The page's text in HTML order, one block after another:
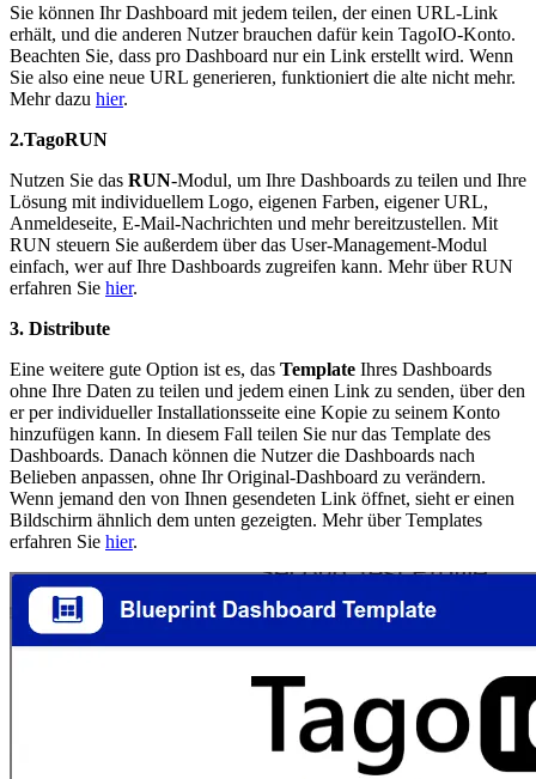
Sie können Ihr Dashboard mit jedem teilen, der einen URL-Link
erhält, und die anderen Nutzer brauchen dafür kein TagoIO-Konto.
Beachten Sie, dass pro Dashboard nur ein Link erstellt wird. Wenn
Sie also eine neue URL generieren, funktioniert die alte nicht mehr.
Mehr dazu hier.
2.TagoRUN
Nutzen Sie das RUN-Modul, um Ihre Dashboards zu teilen und Ihre
Lösung mit individuellem Logo, eigenen Farben, eigener URL,
Anmeldeseite, E-Mail-Nachrichten und mehr bereitzustellen. Mit
RUN steuern Sie außerdem über das User-Management-Modul
einfach, wer auf Ihre Dashboards zugreifen kann. Mehr über RUN
erfahren Sie hier.
3. Distribute
Eine weitere gute Option ist es, das Template Ihres Dashboards
ohne Ihre Daten zu teilen und jedem einen Link zu senden, über den
er per individueller Installationsseite eine Kopie zu seinem Konto
hinzufügen kann. In diesem Fall teilen Sie nur das Template des
Dashboards. Danach können die Nutzer die Dashboards nach
Belieben anpassen, ohne Ihr Original-Dashboard zu verändern.
Wenn jemand den von Ihnen gesendeten Link öffnet, sieht er einen
Bildschirm ähnlich dem unten gezeigten. Mehr über Templates
erfahren Sie hier.